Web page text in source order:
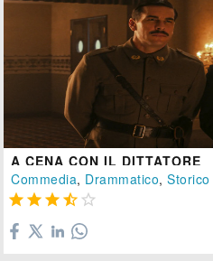
A CENA CON IL DITTATORE
Commedia, Drammatico,Storico
    